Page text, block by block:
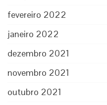
fevereiro 2022
janeiro 2022
dezembro 2021
novembro 2021
outubro 2021